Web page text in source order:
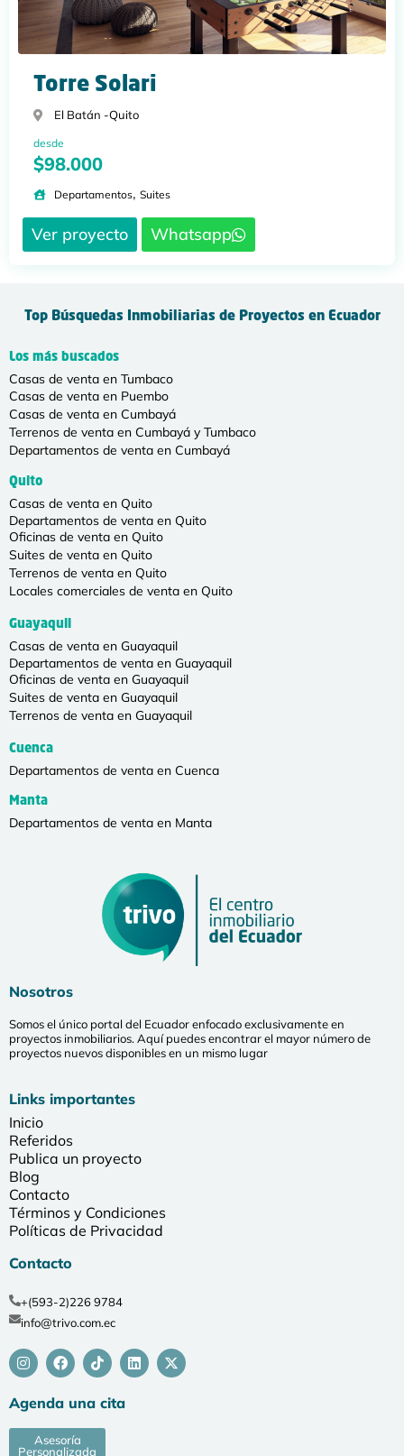
Torre Solari
El Batán -Quito
desde
$98.000
Departamentos, Suites
Ver proyecto Whatsapp
Top Búsquedas Inmobiliarias de Proyectos en Ecuador
Los más buscados
Casas de venta en Tumbaco
Casas de venta en Puembo
Casas de venta en Cumbayá
Terrenos de venta en Cumbayá y Tumbaco
Departamentos de venta en Cumbayá
Quito
Casas de venta en Quito
Departamentos de venta en Quito
Oficinas de venta en Quito
Suites de venta en Quito
Terrenos de venta en Quito
Locales comerciales de venta en Quito
Guayaquil
Casas de venta en Guayaquil
Departamentos de venta en Guayaquil
Oficinas de venta en Guayaquil
Suites de venta en Guayaquil
Terrenos de venta en Guayaquil
Cuenca
Departamentos de venta en Cuenca
Manta
Departamentos de venta en Manta
Nosotros
Somos el único portal del Ecuador enfocado exclusivamente en
proyectos inmobiliarios. Aquí puedes encontrar el mayor número de
proyectos nuevos disponibles en un mismo lugar
Links importantes
Inicio
Referidos
Publica un proyecto
Blog
Contacto
Términos y Condiciones
Políticas de Privacidad
Contacto
+(593-2)226 9784
info@trivo.com.ec
Agenda una cita
Asesoría
Personalizada